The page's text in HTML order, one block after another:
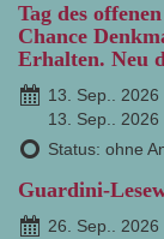
Tag des
Chance
Erhalten. Neu
13. Sep.. 2026
13. Sep.. 2026
Status: ohne
Guardini-
26. Sep.. 2026